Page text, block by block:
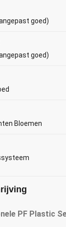
goed)
goed)
Bloemen
PF Plastic